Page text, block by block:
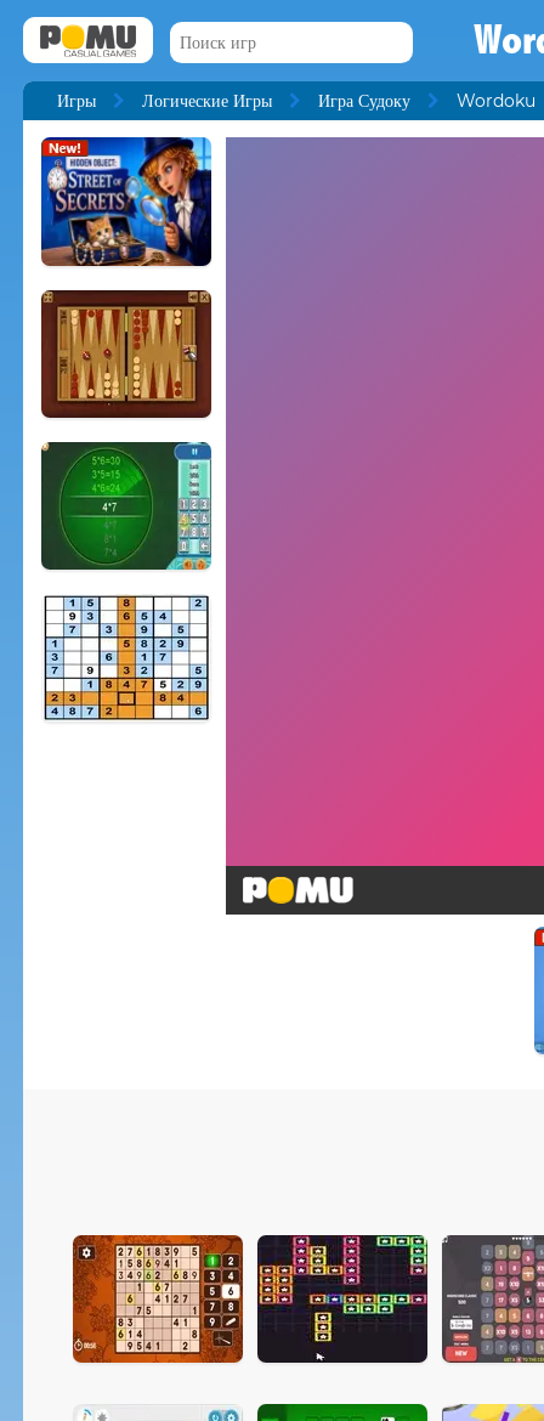
Игры Логические Игры Игра Судоку Wordoku